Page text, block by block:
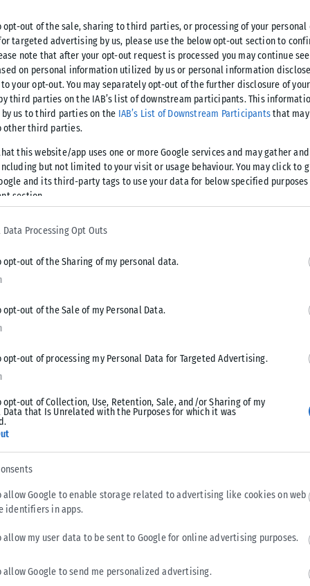
opt-out of the sale, sharing to third parties, or processing of your
targeted advertising by us, please use the below opt-out section to
note that after your opt-out request is processed you may continue
on personal information utilized by us or personal information
your opt-out. You may separately opt-out of the further disclosure of
third parties on the IAB’s list of downstream participants. This
us to third parties on the IAB’s List of Downstream Participantsthat
other third parties.
this website/app uses one or more Google services and may gather
but not limited to your visit or usage behaviour. You may click to
and its third-party tags to use your data for below specified
section.
Data Processing Opt Outs
opt-out of the Sharing of my personal data.
out of the Sale of my Personal Data.
opt-out of processing my Personal Data for Targeted Advertising.
opt-out of Collection, Use, Retention, Sale, and/or Sharing of my
Data that Is Unrelated with the Purposes for which it was
allow Google to enable storage related to advertising like cookies on web
identifiers in apps.
allow my user data to be sent to Google for online advertising purposes.
allow Google to send me personalized advertising.
podcast that he is ending the show. HBO
της σειράς, ωστόσο δεν ήρθε ως κεραυνός εν
ολοκλήρωσή της. Παράλληλα, τα τελευταία χρόνια
σε τέταρτο κύκλο.
ήδη δημιουργήσει ερωτήματα, καθώς μεσολάβησαν
της σειράς.
από τους πρωταγωνιστές του «Euphoria» μετατράπηκαν
υπόλοιπα μέλη του καστ απέκτησαν πρωταγωνιστικούς
τα επαγγελματικά τους προγράμματα να γίνουν